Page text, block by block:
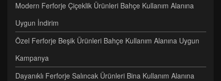
Modern Ferforje Çiçeklik Ürünleri Bahçe Kullanım Alanına
Uygun İndirim
Özel Ferforje Beşik Ürünleri Bahçe Kullanım Alanına Uygun
Kampanya
Dayanıklı Ferforje Salıncak Ürünleri Bina Kullanım Alanına